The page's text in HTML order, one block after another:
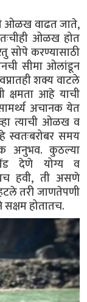
ओळख वाढत जाते,
ओळख होत
सोपे करण्यासाठी
सीमा ओलांडून
शक्य वाटले
क्षमता आहे याची
अचानक येत
त्याची ओळख व
स्वतःबरोबर समय
अनुभव. कुठल्या
देणे योग्य व
हवी, ती असणे
तरी जाणतेपणी
होतातच.